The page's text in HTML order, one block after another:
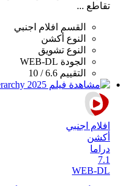
تقاطع ...
القسم
افلام اجنبي
النوع أكشن
النوع تشويق
الجودة WEB-DL
التقييم 6.6 / 10
افلام اجنبي
أكشن
دراما
7.1
WEB-DL